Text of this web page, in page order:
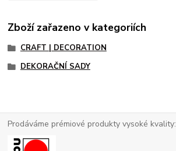
Zboží zařazeno v kategoriích
CRAFT | DECORATION
DEKORAČNÍ SADY
Prodáváme prémiové produkty vysoké kvality: